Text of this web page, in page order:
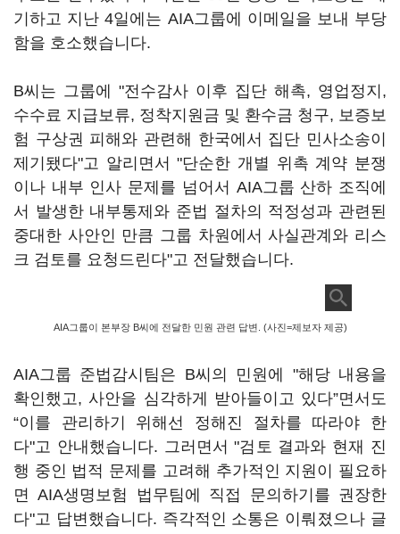
기하고 지난 4일에는 AIA그룹에 이메일을 보내 부당
함을 호소했습니다.
B씨는 그룹에 "전수감사 이후 집단 해촉, 영업정지,
수수료 지급보류, 정착지원금 및 환수금 청구, 보증보
험 구상권 피해와 관련해 한국에서 집단 민사소송이
제기됐다"고 알리면서 "단순한 개별 위촉 계약 분쟁
이나 내부 인사 문제를 넘어서 AIA그룹 산하 조직에
서 발생한 내부통제와 준법 절차의 적정성과 관련된
중대한 사안인 만큼 그룹 차원에서 사실관계와 리스
크 검토를 요청드린다"고 전달했습니다.
AIA그룹이 본부장 B씨에 전달한 민원 관련 답변. (사진=제보자 제공)
AIA그룹 준법감시팀은 B씨의 민원에 "해당 내용을
확인했고, 사안을 심각하게 받아들이고 있다”면서도
“이를 관리하기 위해선 정해진 절차를 따라야 한
다"고 안내했습니다. 그러면서 "검토 결과와 현재 진
행 중인 법적 문제를 고려해 추가적인 지원이 필요하
면 AIA생명보험 법무팀에 직접 문의하기를 권장한
다"고 답변했습니다. 즉각적인 소통은 이뤄졌으나 글